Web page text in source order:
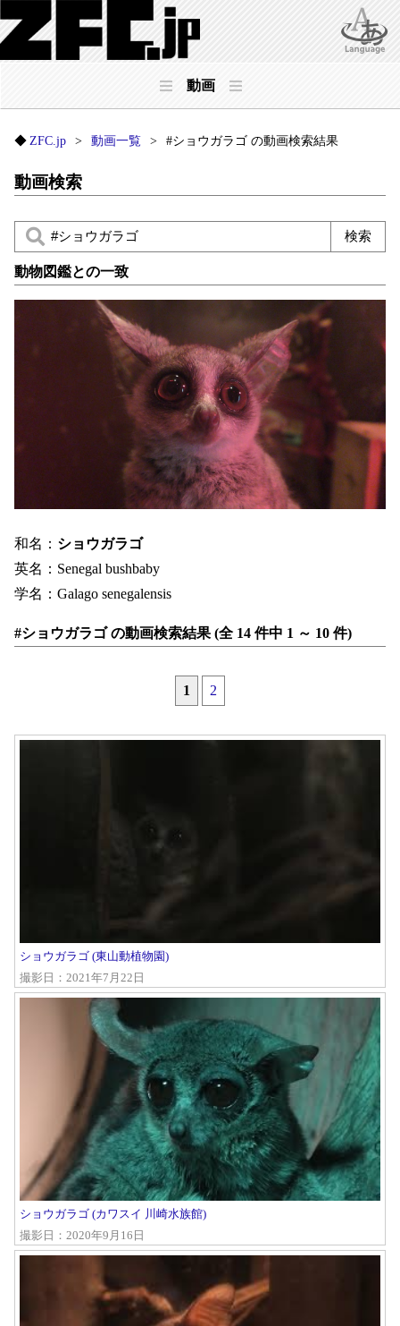
動画
ZFC.jp 動画一覧 #ショウガラゴ の動画検索結果
動画検索
動物図鑑との一致
和名： ショウガラゴ
英名：Senegal bushbaby
学名：Galago senegalensis
#ショウガラゴ の動画検索結果 (全 14 件中 1 ～ 10 件)
1 2
ショウガラゴ (東山動植物園)
撮影日：2021年7月22日
ショウガラゴ (カワスイ 川崎水族館)
撮影日：2020年9月16日